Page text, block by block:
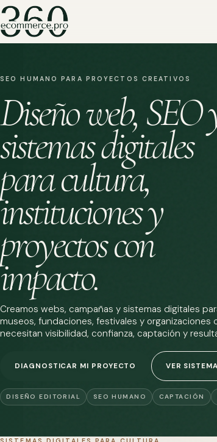
SEO HUMANO PARA PROYECTOS CREATIVOS
Diseño web, SEO
sistemas digitales
para cultura,
instituciones y
proyectos con
impacto.
Creamos webs, campañas y sistemas digitales
museos, fundaciones, festivales y organizaciones
necesitan visibilidad, confianza, captación y
DIAGNOSTICAR MI PROYECTO VER
DISEÑO EDITORIAL SEO HUMANO CAPTACIÓN